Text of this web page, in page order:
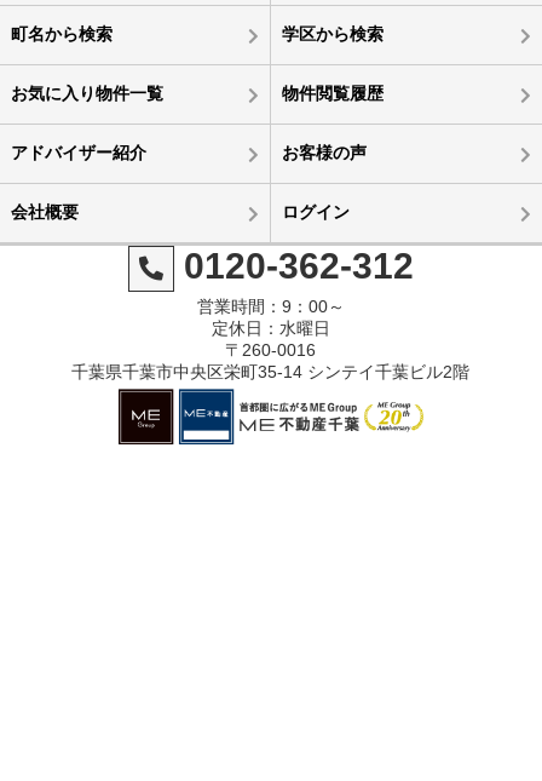
町名から検索 学区から検索
お気に入り物件一覧 物件閲覧履歴
アドバイザー紹介 お客様の声
会社概要 ログイン
0120-362-312
営業時間：9：00～
定休日：水曜日
〒260-0016
千葉県千葉市中央区栄町35-14 シンテイ千葉ビル2階